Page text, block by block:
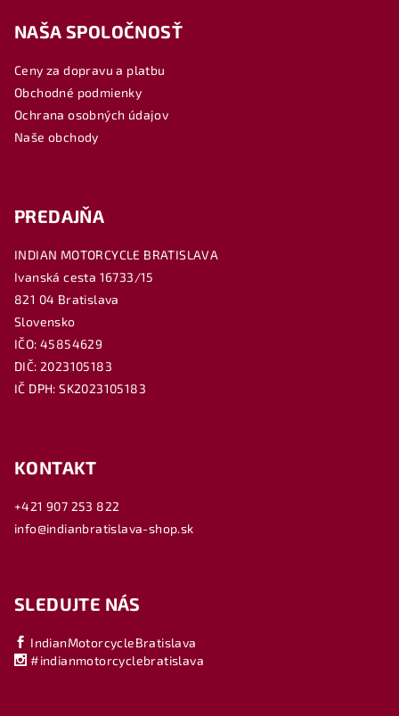
NAŠA SPOLOČNOSŤ
Ceny za dopravu a platbu
Obchodné podmienky
Ochrana osobných údajov
Naše obchody
PREDAJŇA
INDIAN MOTORCYCLE BRATISLAVA
Ivanská cesta 16733/15
821 04 Bratislava
Slovensko
IČO: 45854629
DIČ: 2023105183
IČ DPH: SK2023105183
KONTAKT
+421 907 253 822
info@indianbratislava-shop.sk
SLEDUJTE NÁS
IndianMotorcycleBratislava
#indianmotorcyclebratislava